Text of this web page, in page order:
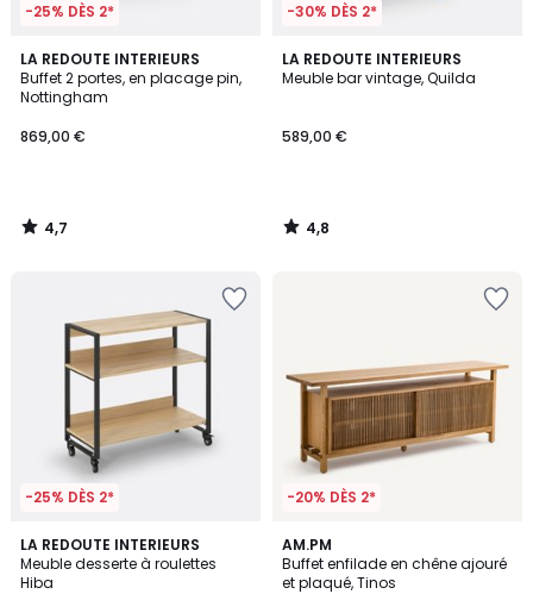
-25% DÈS 2*
LA REDOUTE INTERIEURS
Buffet 2 portes, en placage pin,
Nottingham
869,00 €
4,7
/ 5
4,7
/
-30% DÈS 2*
LA REDOUTE INTERIEURS
Meuble bar vintage, Quilda
589,00 €
4,8
/ 5
4,8
/
-25% DÈS 2*
LA REDOUTE INTERIEURS
Meuble desserte à roulettes
Hiba
4,5
/ 5
-20% DÈS 2*
AM.PM
Buffet enfilade en chêne ajouré
et plaqué, Tinos
5
/
5